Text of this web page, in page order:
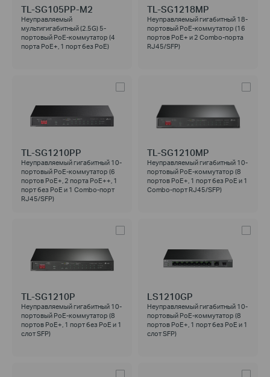
TL-SG105PP-M2
Неуправляемый
мультигигабитный (2.5G) 5-
портовый PoE-коммутатор (4
порта PoE+, 1 порт без РоЕ)
TL-SG1218MP
Неуправляемый гигабитный 18-
портовый PoE-коммутатор (16
портов PoE+ и 2 Combo-порта
RJ45/SFP)
TL-SG1210PP
Неуправляемый гигабитный 10-
портовый PoE-коммутатор (6
портов PoE+, 2 порта PoE++, 1
порт без РоЕ и 1 Combo-порт
RJ45/SFP)
TL-SG1210MP
Неуправляемый гигабитный 10-
портовый PoE-коммутатор (8
портов PoE+, 1 порт без РоЕ и 1
Combo-порт RJ45/SFP)
TL-SG1210P
Неуправляемый гигабитный 10-
портовый PoE-коммутатор (8
портов PoE+, 1 порт без РоЕ и 1
слот SFP)
LS1210GP
Неуправляемый гигабитный 10-
портовый PoE-коммутатор (8
портов PoE+, 1 порт без РоЕ и 1
слот SFP)